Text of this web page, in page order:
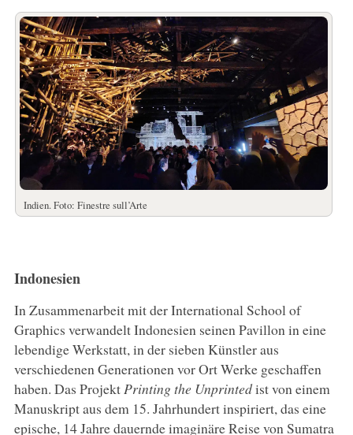
Indien. Foto: Finestre sull’Arte
Indonesien
In Zusammenarbeit mit der International School of
Graphics verwandelt Indonesien seinen Pavillon in eine
lebendige Werkstatt, in der sieben Künstler aus
verschiedenen Generationen vor Ort Werke geschaffen
haben. Das ProjektPrinting the Unprintedist von einem
Manuskript aus dem 15. Jahrhundert inspiriert, das eine
epische, 14 Jahre dauernde imaginäre Reise von Sumatra